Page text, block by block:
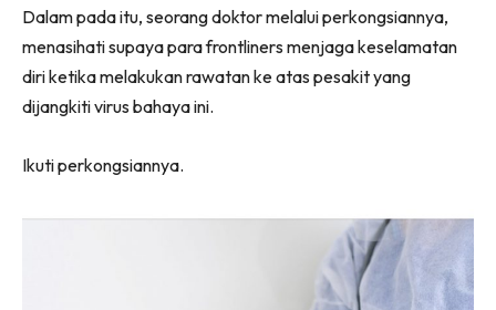
Dalam pada itu, seorang doktor melalui perkongsiannya,
menasihati supaya para frontliners menjaga keselamatan
diri ketika melakukan rawatan ke atas pesakit yang
dijangkiti virus bahaya ini.
Ikuti perkongsiannya.